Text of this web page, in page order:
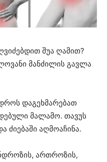
შუა ღამით?
მანძილის გავლა
დაგეხმარებათ
მალამო. თავუს
ძიებაში აღმოაჩინა.
ართროზის,